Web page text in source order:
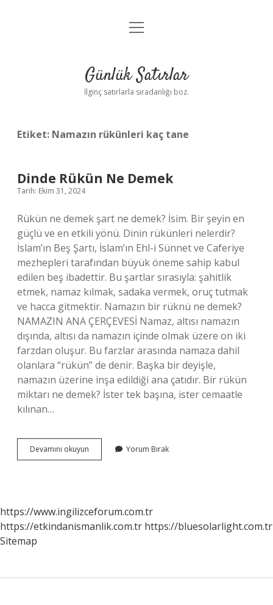
Anasayfa
Yasal Uyarı
menüyü
Günlük Satırlar
İlginç satırlarla sıradanlığı boz.
Etiket: Namazın rükünleri kaç tane
Dinde Rükün Ne Demek
Tarih: Ekim 31, 2024
Rükün ne demek şart ne demek? İsim. Bir şeyin en
güçlü ve en etkili yönü. Dinin rükünleri nelerdir?
İslam’ın Beş Şartı, İslam’ın Ehl-i Sünnet ve Caferiye
mezhepleri tarafından büyük öneme sahip kabul
edilen beş ibadettir. Bu şartlar sırasıyla: şahitlik
etmek, namaz kılmak, sadaka vermek, oruç tutmak
ve hacca gitmektir. Namazın bir rüknü ne demek?
NAMAZIN ANA ÇERÇEVESİ Namaz, altısı namazın
dışında, altısı da namazın içinde olmak üzere on iki
farzdan oluşur. Bu farzlar arasında namaza dahil
olanlara “rükün” de denir. Başka bir deyişle,
namazın üzerine inşa edildiği ana çatıdır. Bir rükün
miktarı ne demek? İster tek başına, ister cemaatle
kılınan…
Devamını okuyun
Rükün
Yorum Bırak
https://www.ingilizceforum.com.tr
https://etkindanismanlik.com.tr https://bluesolarlight.com.tr
Sitemap